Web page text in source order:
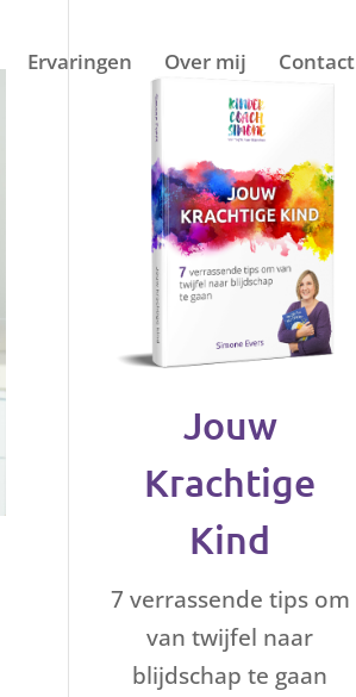
Ervaringen Over mij Contact
Jouw
Krachtige
Kind
7 verrassende tips om
van twijfel naar
blijdschap te gaan